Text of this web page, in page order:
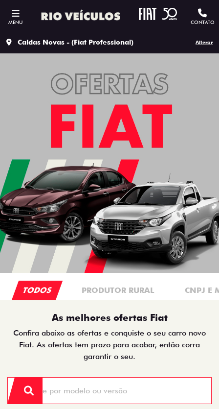
MENU CONTATO
Caldas Novas - (Fiat Professional) Alterar
TODOS PRODUTOR RURAL CNPJ E
As melhores ofertas Fiat
Confira abaixo as ofertas e conquiste o seu carro novo
Fiat. As ofertas tem prazo para acabar, então corra
garantir o seu.